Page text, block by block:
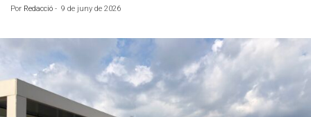
Por Redacció - 9 de juny de 2026